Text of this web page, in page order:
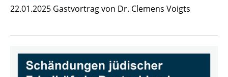
22.01.2025 Gastvortrag von Dr. Clemens Voigts